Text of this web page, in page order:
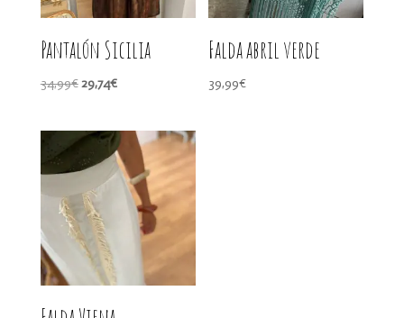
Pantalón Sicilia
34,99€ El
34,99€.
29,74€El
es:
29,74€.
Falda abril verde
39,99€